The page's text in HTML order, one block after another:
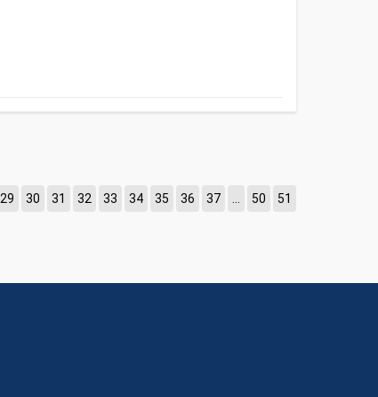
29 30 31 32 33 34 35 36 37 50 51